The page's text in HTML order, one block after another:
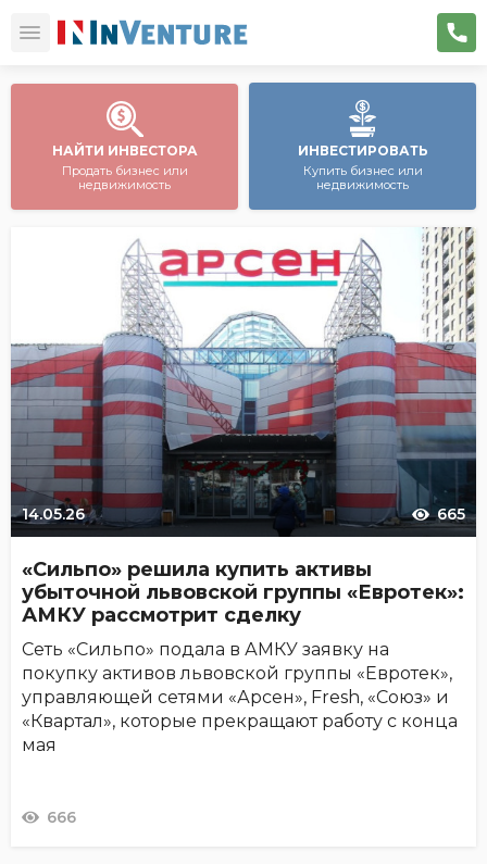
НАЙТИ ИНВЕСТОРА
Продать бизнес или
недвижимость
ИНВЕСТИРОВАТЬ
Купить бизнес или
недвижимость
14.05.26 665
«Сильпо» решила купить активы
убыточной львовской группы «Евротек»:
АМКУ рассмотрит сделку
Сеть «Сильпо» подала в АМКУ заявку на
покупку активов львовской группы «Евротек»,
управляющей сетями «Арсен», Fresh, «Союз» и
«Квартал», которые прекращают работу с конца
мая
666